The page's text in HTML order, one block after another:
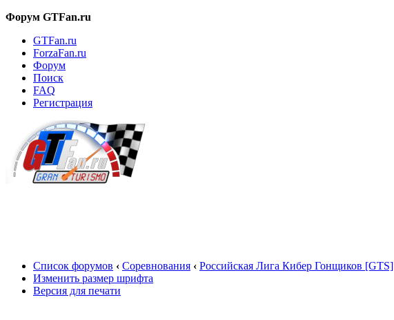
Форум GTFan.ru
GTFan.ru
ForzaFan.ru
Форум
Поиск
FAQ
Регистрация
Список форумов ‹ Соревнования ‹ Российская Лига Кибер Гонщиков [GTS]
Изменить размер шрифта
Версия для печати